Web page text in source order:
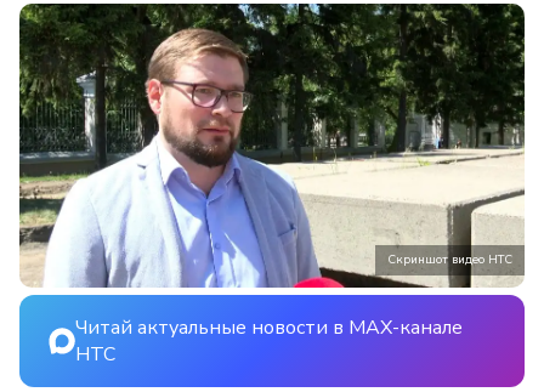
Скриншот видео НТС
Читай актуальные новости в MAX-канале
НТС